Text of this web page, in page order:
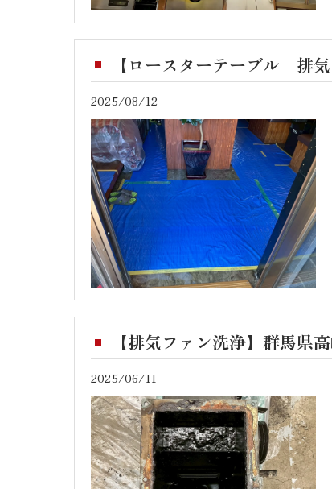
【ロースターテーブル 排
2025/08/12
【排気ファン洗浄】群馬
2025/06/11